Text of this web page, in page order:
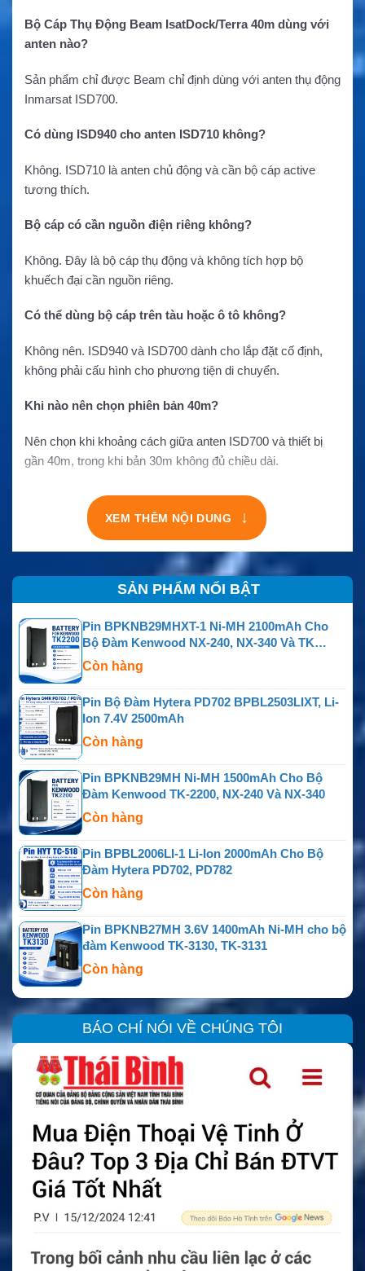
Bộ Cáp Thụ Động Beam IsatDock/Terra 40m dùng với
anten nào?
Sản phẩm chỉ được Beam chỉ định dùng với anten thụ động
Inmarsat ISD700.
Có dùng ISD940 cho anten ISD710 không?
Không. ISD710 là anten chủ động và cần bộ cáp active
tương thích.
Bộ cáp có cần nguồn điện riêng không?
Không. Đây là bộ cáp thụ động và không tích hợp bộ
khuếch đại cần nguồn riêng.
Có thể dùng bộ cáp trên tàu hoặc ô tô không?
Không nên. ISD940 và ISD700 dành cho lắp đặt cố định,
không phải cấu hình cho phương tiện di chuyển.
Khi nào nên chọn phiên bản 40m?
Nên chọn khi khoảng cách giữa anten ISD700 và thiết bị
gần 40m, trong khi bản 30m không đủ chiều dài.
XEM THÊM NỘI DUNG ↓
SẢN PHẨM NỔI BẬT
Pin BPKNB29MHXT-1 Ni-MH 2100mAh Cho
Bộ Đàm Kenwood NX-240, NX-340 Và TK
Series
Còn hàng
Pin Bộ Đàm Hytera PD702 BPBL2503LIXT, Li-
Ion 7.4V 2500mAh
Còn hàng
Pin BPKNB29MH Ni-MH 1500mAh Cho Bộ
Đàm Kenwood TK-2200, NX-240 Và NX-340
Còn hàng
Pin BPBL2006LI-1 Li-Ion 2000mAh Cho Bộ
Đàm Hytera PD702, PD782
Còn hàng
Pin BPKNB27MH 3.6V 1400mAh Ni-MH cho bộ
đàm Kenwood TK-3130, TK-3131
Còn hàng
BÁO CHÍ NÓI VỀ CHÚNG TÔI